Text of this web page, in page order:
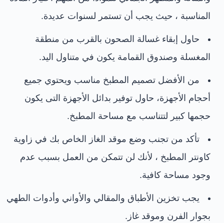
المناسبة ، حيث يجب أن تستمر لسنوات عديدة.
حاول إبقاء غسالة الصحون بالقرب من منطقة
المغسلة وصندوق القمامة يكون في متناول اليد.
من الأفضل تصميم المطبخ مناسب ويحتوي جميع
أحجام الأجهزة، حاول توفير بدائل الأجهزة التى يكون
حجمها كبير لتتناسب مع مساحة المطبخ.
تأكد من تجنب وضع موقد الغاز الخاص بك في زاوية
كاونتر المطبخ ، لأنك لن تتمكن من العمل بسبب عدم
وجود مساحة كافية.
يجب تخزين الأطباق والمقالي والأواني وأدوات الطهي
بجوار الفرن وموقد غاز.